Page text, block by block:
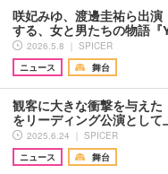
咲妃みゆ、渡邊圭祐ら出
する、女と男たちの物語
2026.5.8 ｜ SPICER
ニュース
舞台
観客に大きな衝撃を与えた
をリーディング公演とし
2025.6.24 ｜ SPICER
ニュース
舞台